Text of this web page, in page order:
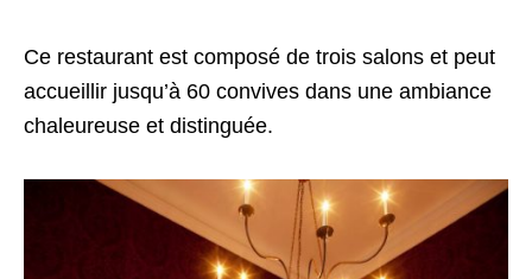
Ce restaurant est composé de trois salons et peut
accueillir jusqu’à 60 convives dans une ambiance
chaleureuse et distinguée.